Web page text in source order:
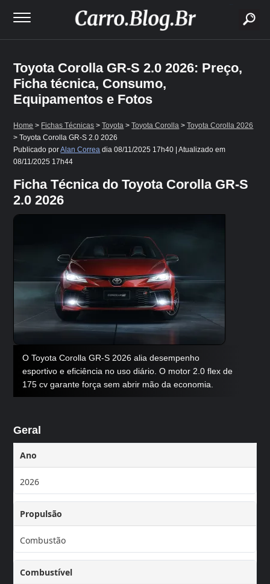
Toyota Corolla GR-S 2.0 2026: Preço,
Ficha técnica, Consumo,
Equipamentos e Fotos
Home > Fichas Técnicas >Toyota >Toyota Corolla >Toyota Corolla 2026
> Toyota Corolla GR-S 2.0 2026
Publicado porAlan Correa dia08/11/2025 17h40 | Atualizado em
08/11/2025 17h44
Ficha Técnica do Toyota Corolla GR-S
2.0 2026
O Toyota Corolla GR-S 2026 alia desempenho
esportivo e eficiência no uso diário. O motor 2.0 flex de
175 cv garante força sem abrir mão da economia.
Geral
Ano
2026
Propulsão
Combustão
Combustível